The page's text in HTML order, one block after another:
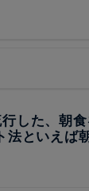
した、朝
法といえ